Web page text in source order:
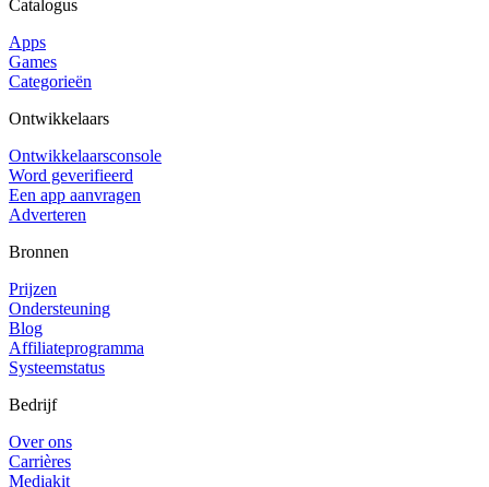
Catalogus
Apps
Games
Categorieën
Ontwikkelaars
Ontwikkelaarsconsole
Word geverifieerd
Een app aanvragen
Adverteren
Bronnen
Prijzen
Ondersteuning
Blog
Affiliateprogramma
Systeemstatus
Bedrijf
Over ons
Carrières
Mediakit